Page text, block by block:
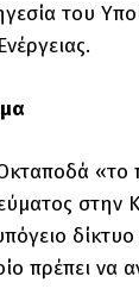
του
«το
στην
δίκτυο
πρέπει να